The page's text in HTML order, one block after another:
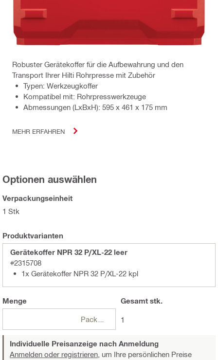
Robuster Gerätekoffer für die Aufbewahrung und den
Transport Ihrer Hilti Rohrpresse mit Zubehör
Typen: Werkzeugkoffer
Kompatibel mit: Rohrpresswerkzeuge
Abmessungen (LxBxH): 595 x 461 x 175 mm
MEHR ERFAHREN
Optionen auswählen
Verpackungseinheit
1 Stk
Produktvarianten
Gerätekoffer NPR 32 P/XL-22 leer
#2315708
1x Gerätekoffer NPR 32 P/XL-22 kpl
Menge
Packungen
Gesamtstk.
1
Individuelle Preisanzeige nach Anmeldung
Anmelden oder registrieren, um Ihre persönlichen Preise